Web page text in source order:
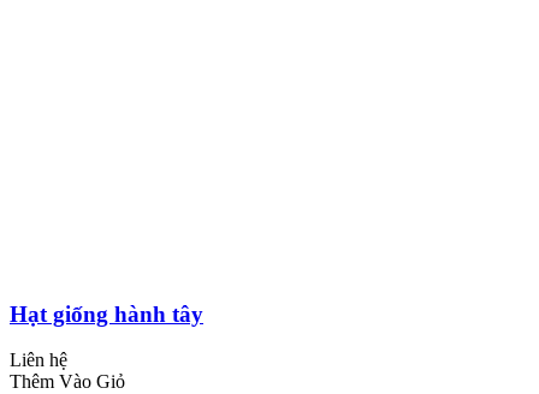
Hạt giống hành tây
Liên hệ
Thêm Vào Giỏ